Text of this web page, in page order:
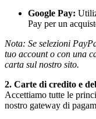
Google Pay:
Pay per un
Nota: Se selezioni
tuo account o con una
carta sul nostro sito.
2. Carte di credito e
Accettiamo tutte le
nostro gateway di